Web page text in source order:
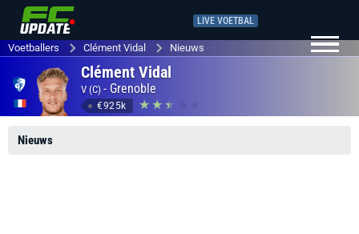
LIVE VOETBAL
Voetballers Clément Vidal Nieuws
Clément Vidal
V (C) - Grenoble
€925k
Nieuws